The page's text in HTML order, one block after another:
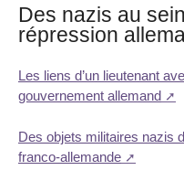
Des nazis au
répression
Les liens d’un lieutenant
gouvernement allemand
Des objets militaires nazis
franco-allemande